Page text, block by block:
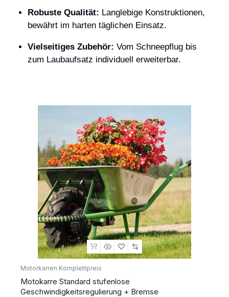
Robuste Qualität: Langlebige Konstruktionen,
bewährt im harten täglichen Einsatz.
Vielseitiges Zubehör: Vom Schneepflug bis
zum Laubaufsatz individuell erweiterbar.
Motorkarren Komplettpreis
Motokarre Standard stufenlose
Geschwindigkeitsregulierung + Bremse